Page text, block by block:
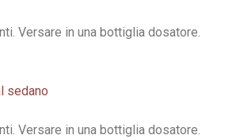
Versare in una bottiglia dosatore.
sedano
Versare in una bottiglia dosatore.